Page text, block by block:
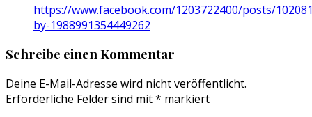
https://www.facebook.com/1203722400/posts/
by-1988991354449262
Schreibe einen Kommentar
Deine E-Mail-Adresse wird nicht veröffentlicht.
Erforderliche Felder sind mit* markiert